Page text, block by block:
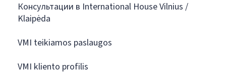
Консультации в International House Vilnius /
Klaipėda
VMI teikiamos paslaugos
VMI kliento profilis